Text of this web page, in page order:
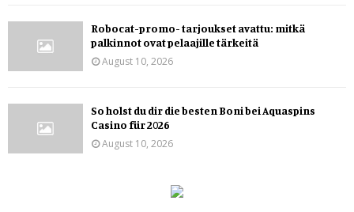
Robocat-promo- tarjoukset avattu: mitkä
palkinnot ovat pelaajille tärkeitä
August 10, 2026
So holst du dir die besten Boni bei Aquaspins
Casino für 2026
August 10, 2026